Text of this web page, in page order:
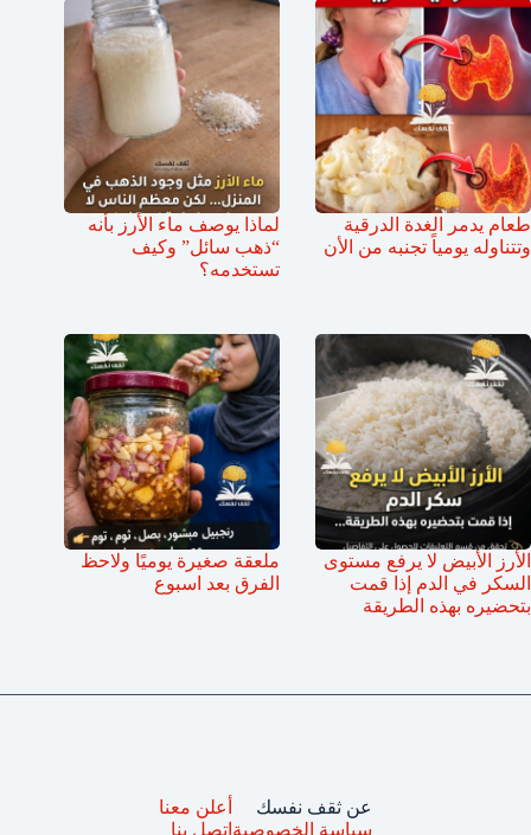
طعام يدمر الغدة الدرقية
وتتناوله يومياً تجنبه من الأن
لماذا يوصف ماء الأرز بأنه
“ذهب سائل” وكيف
تستخدمه؟
الأرز الأبيض لا يرفع مستوى
السكر في الدم إذا قمت
بتحضيره بهذه الطريقة
ملعقة صغيرة يوميًا ولاحظ
الفرق بعد اسبوع
عن ثقف نفسك
سياسة الخصوصية
أعلن معنا
اتصل بنا